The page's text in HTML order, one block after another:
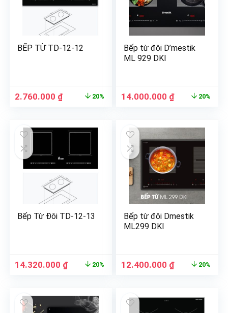
BẾP TỪ TD-12-12
2.760.000 ₫ 20%
Bếp từ đôi D’mestik
ML 929 DKI
14.000.000 ₫ 20%
Bếp Từ Đôi TD-12-13
14.320.000 ₫ 20%
Bếp từ đôi Dmestik
ML299 DKI
12.400.000 ₫ 20%